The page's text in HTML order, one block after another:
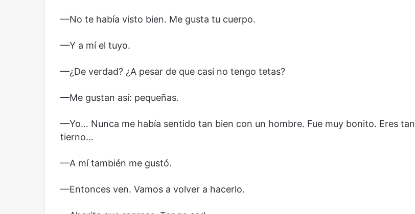
—No te había visto bien. Me gusta tu cuerpo.
—Y a mí el tuyo.
—¿De verdad? ¿A pesar de que casi no tengo tetas?
—Me gustan así: pequeñas.
—Yo… Nunca me había sentido tan bien con un hombre. Fue muy bonito. Eres tan
tierno…
—A mí también me gustó.
—Entonces ven. Vamos a volver a hacerlo.